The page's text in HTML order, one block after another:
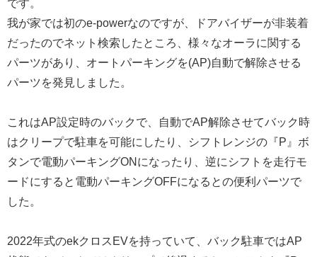
です。
我が家では初のe-powerなのですが、ドアバイザーが非装着
だったのでネット検索したところ、様々なオーラに関する
パーツがあり、オートパーキングを(AP)自動で解除させる
パーツを発見しました。
これはAP設定時のバックで、自動でAP解除させてバック時
はクリープで駐車を可能にしたり、シフトレンジの『P』ボ
タンで電動パーキングONになったり、逆にシフトを走行モ
ードにすると電動パーキングOFFになるとの便利パーツで
した。
2022年式のekクロスEVを持っていて、バック駐車ではAP